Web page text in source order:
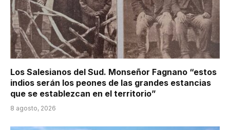
Los Salesianos del Sud. Monseñor Fagnano “estos
indios serán los peones de las grandes estancias
que se establezcan en el territorio”
8 agosto, 2026